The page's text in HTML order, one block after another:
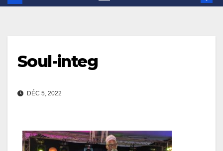
Soul-integ
DÉC 5, 2022